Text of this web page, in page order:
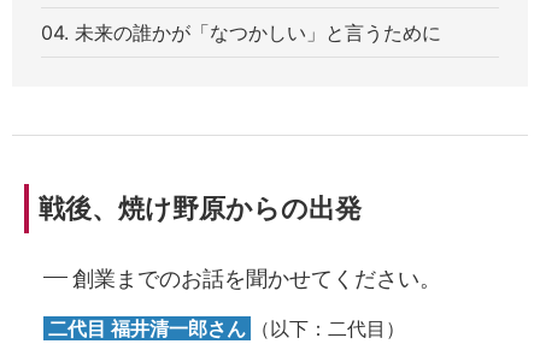
04. 未来の誰かが「なつかしい」と言うために
戦後、焼け野原からの出発
創業までのお話を聞かせてください。
二代目 福井清一郎さん
（以下：二代目）